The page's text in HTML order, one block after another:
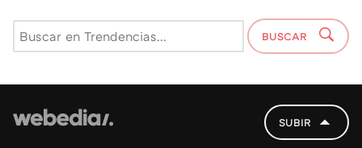
BUSCAR
SUBIR